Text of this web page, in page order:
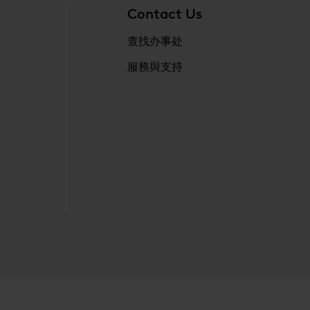
Contact Us
查找办事处
服務與支持